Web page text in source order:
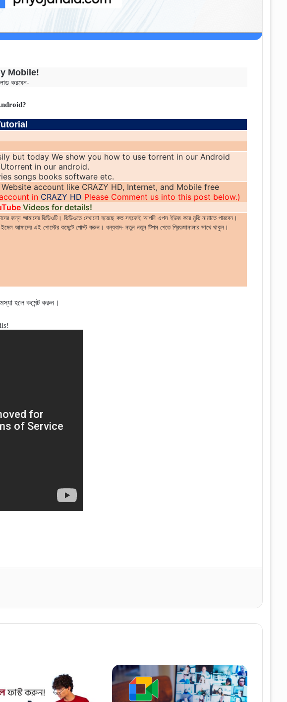
Mobile!
করবেন-
but today We show you how to use torrent in our Android
in our android.
songs books software etc.
account like CRAZY HD, Internet, and Mobile free
in CRAZY HD Please Comment us into this post below.)
Videos for details!
জন্য আমাদের ভিডিওটি। ভিডিওতে দেখানো হয়েছে কত সহজেই আপনি এপস ইউজ করে মুভি নামাতে পারবেন।
আমাদের এই পোস্টের কমেন্টে পোস্ট করুন। ধন্যবাদ- নতুন নতুন টিপস পেতে প্রিয়জানালার সাথে থাকুন।
হলে কমেন্ট করুন।